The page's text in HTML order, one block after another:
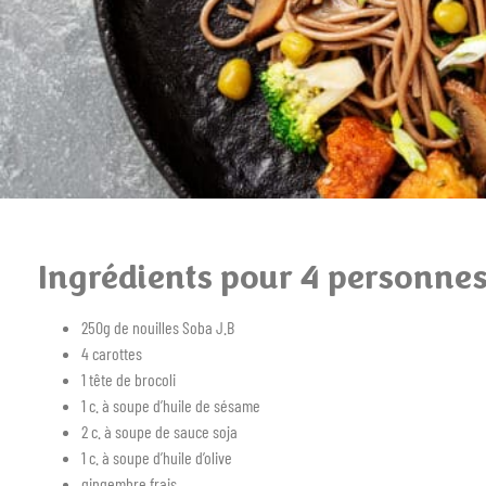
Ingrédients pour 4
250g de nouilles Soba J.B
4 carottes
1 tête de brocoli
1 c. à soupe d’huile de sésame
2 c. à soupe de sauce soja
1 c. à soupe d’huile d’olive